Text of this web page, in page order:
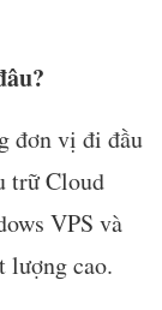
đơn vị đi đầu
trữ Cloud
VPS và
lượng cao.